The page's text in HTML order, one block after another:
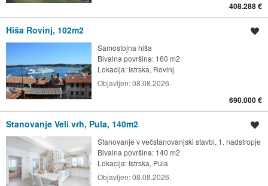
408.288 €
Hiša Rovinj, 102m2
Samostojna hiša
Bivalna površina: 160 m2
Lokacija: Istrska, Rovinj
Objavljen:08.08.2026.
690.000 €
Stanovanje Veli vrh, Pula, 140m2
Stanovanje v večstanovanjski stavbi, 1. nadstropje
Bivalna površina: 140 m2
Lokacija: Istrska, Pula
Objavljen:08.08.2026.